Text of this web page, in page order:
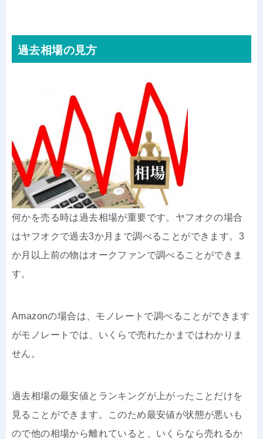
過去相場の見方
何かを売る時は過去相場が重要です。ヤフオクの場合
はヤフオクで過去3か月まで調べることができます。3
か月以上前の物はオークファンで調べることができま
す。
Amazonの場合は、モノレートで調べることができます
がモノレートでは、いくらで売れたかまではわかりま
せん。
過去相場の最安値とランキングが上がったことだけを
見ることができます。このため最安値が状態が悪いも
ので他の相場から離れていると、いくらなら売れるか